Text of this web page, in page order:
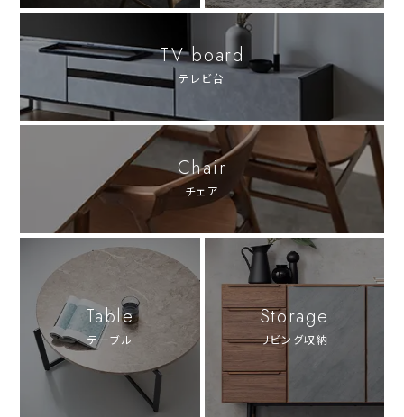
TV board
テレビ台
Chair
チェア
Table
テーブル
Storage
リビング収納